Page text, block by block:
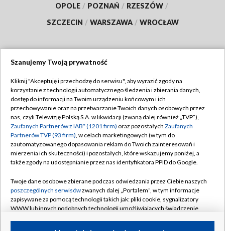
OPOLE / POZNAŃ / RZESZÓW /
SZCZECIN / WARSZAWA / WROCŁAW
TVP
Abonament TVP
Emisja w TVP
Centrum informacji TVP
Naziemna Telewizja Cyfrowa
Rada Programowa
System NOS
Informacje o nadawcy
Regulamin TVP
Polityka prywatności
Moje zgody
Pomoc
Kontakt
Kanały
Szanujemy Twoją prywatność
Kliknij "Akceptuję i przechodzę do serwisu", aby wyrazić zgody na
korzystanie z technologii automatycznego śledzenia i zbierania danych,
dostęp do informacji na Twoim urządzeniu końcowym i ich
przechowywanie oraz na przetwarzanie Twoich danych osobowych przez
nas, czyli Telewizję Polską S.A. w likwidacji (zwaną dalej również „TVP”),
Zaufanych Partnerów z IAB* (1201 firm) oraz pozostałych Zaufanych
Partnerów TVP (93 firm), w celach marketingowych (w tym do
zautomatyzowanego dopasowania reklam do Twoich zainteresowań i
mierzenia ich skuteczności) i pozostałych, które wskazujemy poniżej, a
także zgody na udostępnianie przez nas identyfikatora PPID do Google.
Twoje dane osobowe zbierane podczas odwiedzania przez Ciebie naszych
poszczególnych serwisówzwanych dalej „Portalem”, w tym informacje
zapisywane za pomocą technologii takich jak: pliki cookie, sygnalizatory
WWW lub innych podobnych technologii umożliwiających świadczenie